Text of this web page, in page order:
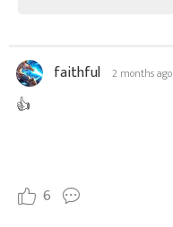
faithful 2 months ago
👍
6